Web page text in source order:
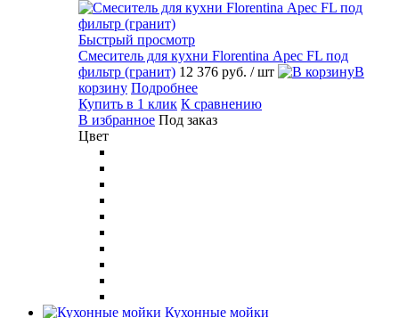
Быстрый просмотр
Смеситель для кухни Florentina Арес FL под
фильтр (гранит) 12 376 руб. / шт
В
корзину Подробнее
Купить в 1 клик К сравнению
В избранное Под заказ
Цвет
Кухонные мойки